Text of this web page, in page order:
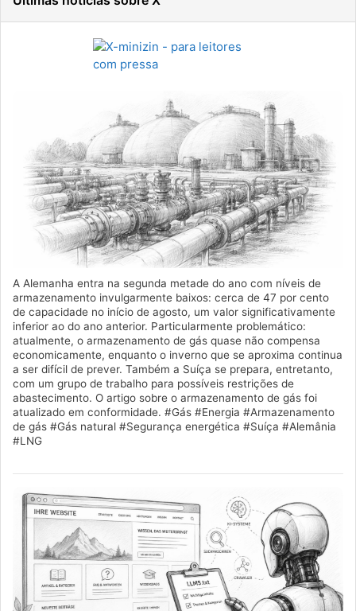
A Alemanha entra na segunda metade do ano com níveis de
armazenamento invulgarmente baixos: cerca de 47 por cento
de capacidade no início de agosto, um valor significativamente
inferior ao do ano anterior. Particularmente problemático:
atualmente, o armazenamento de gás quase não compensa
economicamente, enquanto o inverno que se aproxima continua
a ser difícil de prever. Também a Suíça se prepara, entretanto,
com um grupo de trabalho para possíveis restrições de
abastecimento. O artigo sobre o armazenamento de gás foi
atualizado em conformidade. #Gás #Energia #Armazenamento
de gás #Gás natural #Segurança energética #Suíça #Alemânia
#LNG